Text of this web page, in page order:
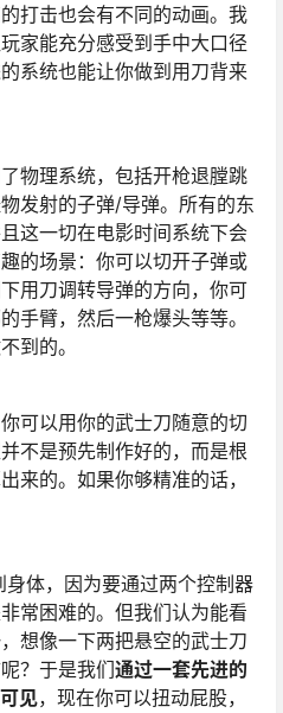
打击也会有不同的动画。我
家能充分感受到手中大口径
系统也能让你做到用刀背来
物理系统，包括开枪退膛跳
发射的子弹/导弹。所有的东
这一切在电影时间系统下会
的场景：你可以切开子弹或
用刀调转导弹的方向，你可
手臂，然后一枪爆头等等。
到的。
可以用你的武士刀随意的切
不是预先制作好的，而是根
来的。如果你够精准的话，
体，因为要通过两个控制器
常困难的。但我们认为能看
想像一下两把悬空的武士刀
？于是我们通过一套先进的
见，现在你可以扭动屁股，